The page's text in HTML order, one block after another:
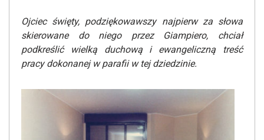
Ojciec święty, podziękowawszy najpierw za słowa
skierowane do niego przez Giampiero, chciał
podkreślić wielką duchową i ewangeliczną treść
pracy dokonanej w parafii w tej dziedzinie.